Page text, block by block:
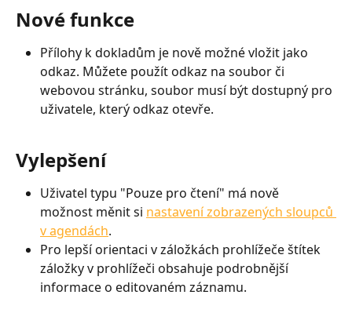
Nové funkce
Přílohy k dokladům je nově možné vložit jako
odkaz. Můžete použít odkaz na soubor či
webovou stránku, soubor musí být dostupný pro
uživatele, který odkaz otevře.
Vylepšení
Uživatel typu "Pouze pro čtení" má nově
možnost měnit si nastavení zobrazených sloupců
v agendách.
Pro lepší orientaci v záložkách prohlížeče štítek
záložky v prohlížeči obsahuje podrobnější
informace o editovaném záznamu.